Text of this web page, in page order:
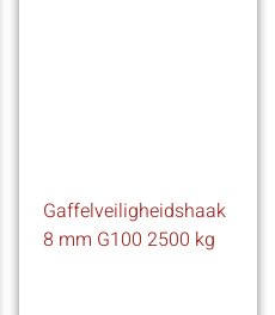
Gaffelveiligheidshaak
8 mm G100 2500 kg